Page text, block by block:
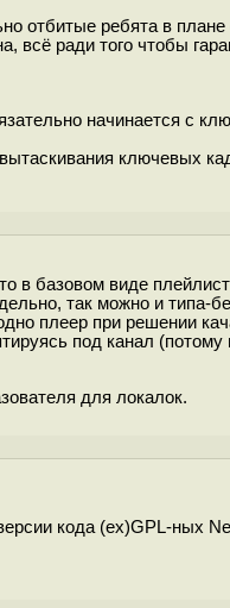
отбитые ребята в плане
всё ради того чтобы
начинается с
ключевых
в базовом виде
так можно и типа-
плеер при решении
под канал (потому
для локалок.
кода (ex)GPL-ных